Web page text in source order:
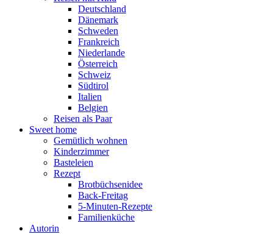
Deutschland
Dänemark
Schweden
Frankreich
Niederlande
Österreich
Schweiz
Südtirol
Italien
Belgien
Reisen als Paar
Sweet home
Gemütlich wohnen
Kinderzimmer
Basteleien
Rezept
Brotbüchsenidee
Back-Freitag
5-Minuten-Rezepte
Familienküche
Autorin